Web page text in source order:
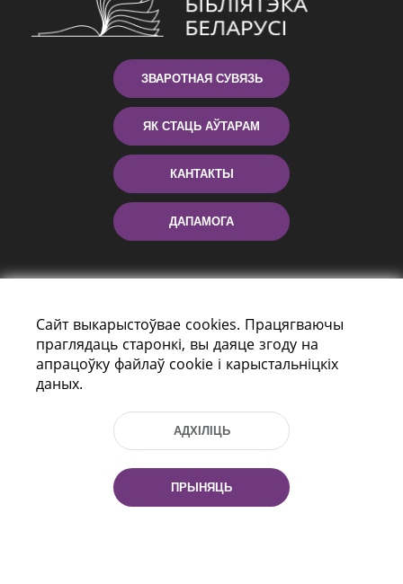
ЗВАРОТНАЯ СУВЯЗЬ
ЯК СТАЦЬ АЎТАРАМ
КАНТАКТЫ
ДАПАМОГА
праспект Незалежнасці 116
г. Мiнск, Рэспубліка Беларусь, 220114
Тэл.: (+375 17) 368 37 37, Факс: (+375 17)
Эл. пошта: inbox@nlb.by
Сайт выкарыстоўвае cookies. Працягваючы
праглядаць старонкі, вы даяце згоду на
апрацоўку файлаў cookie і карыстальніцкіх
даных.
АДХІЛІЦЬ
ПРЫНЯЦЬ